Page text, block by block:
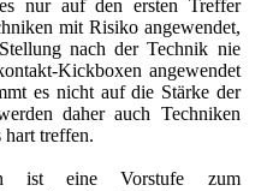
nur auf den ersten Treffer
mit Risiko angewendet,
nach der Technik nie
Kickboxen angewendet
es nicht auf die Stärke der
daher auch Techniken
hart treffen.
ist eine Vorstufe zum